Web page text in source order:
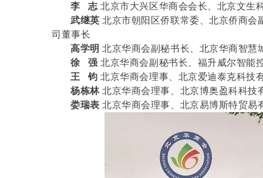
李 志 北京市大兴区华商会会长、北京文生
武继英 北京市朝阳区侨联常委、北京侨商会
司董事长
高学明 北京华商会副秘书长、北京华商智慧
徐 强 北京华商会副秘书长、福升威尔智能
王 钧 北京华商会理事、北京爱迪泰克科技
杨栋林北京华商会理事、北京博奥盈科科技
娄瑞表 北京华商会理事、北京易博斯特贸易